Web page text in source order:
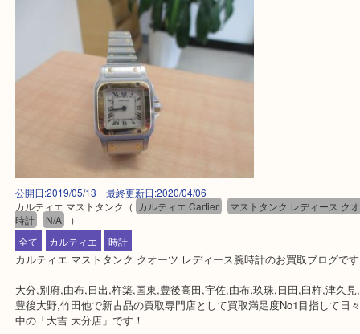
カルティエ マストタンク
公開日:2019/05/13 最終更新日:2020/04/06
カルティエ マストタンク （ カルティエ Cartier
マストタンク レディー
時計
N/A ）
全て
カルティエ 時計